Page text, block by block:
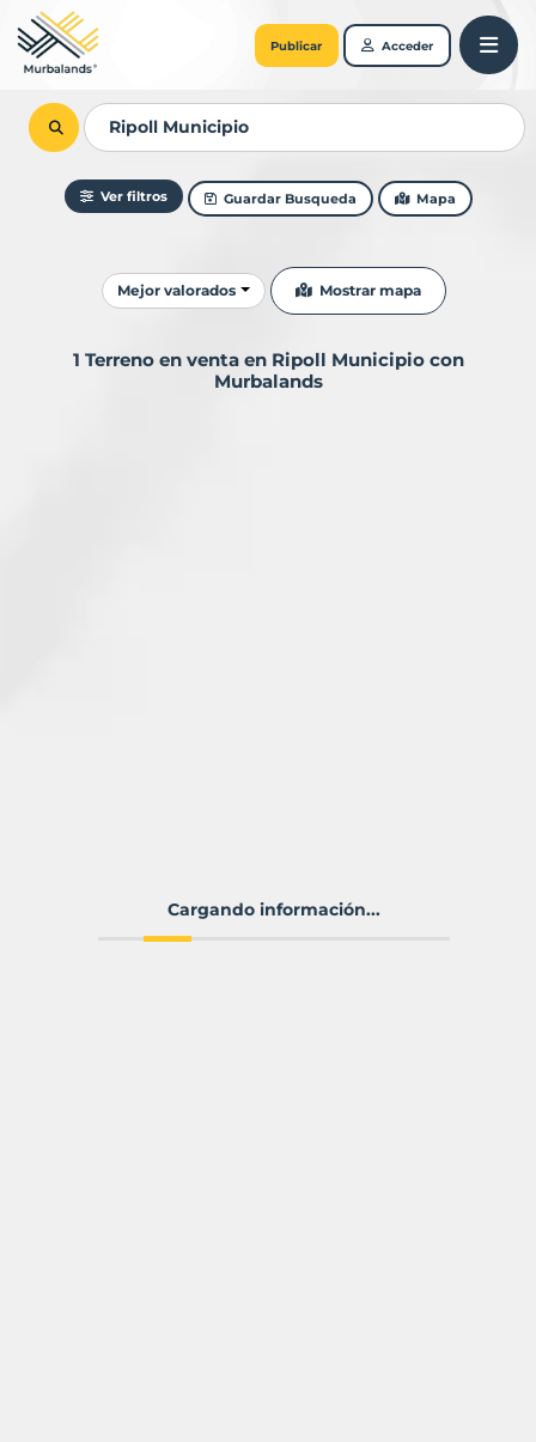
Publicar Acceder
Ver filtros Guardar Busqueda Mapa
Ordenar resultados
Mejor valorados Mostrar mapa
1 Terreno en venta en Ripoll Municipio con
Murbalands
Cargando información...